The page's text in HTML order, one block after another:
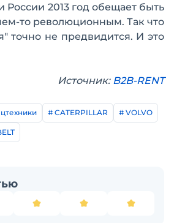
России 2013 год обещает быть
то революционным. Так что
точно не предвидится. И это
Источник: B2B-RENT
# CATERPILLAR # VOLVO